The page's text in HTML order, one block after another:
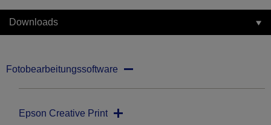
Downloads
Fotobearbeitungssoftware
Epson Creative Print